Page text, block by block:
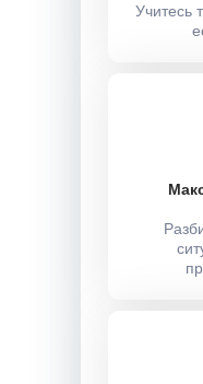
Учитесь